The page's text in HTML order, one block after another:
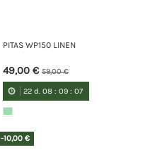
PITAS WP150 LINEN
49,00 €59,00 €
22 d. 08 :09 :07
-10,00 €